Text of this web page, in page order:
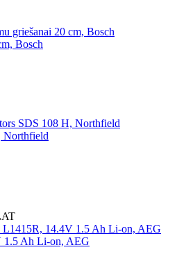
Bosch
Northfield
1.5 Ah Li-on, AEG